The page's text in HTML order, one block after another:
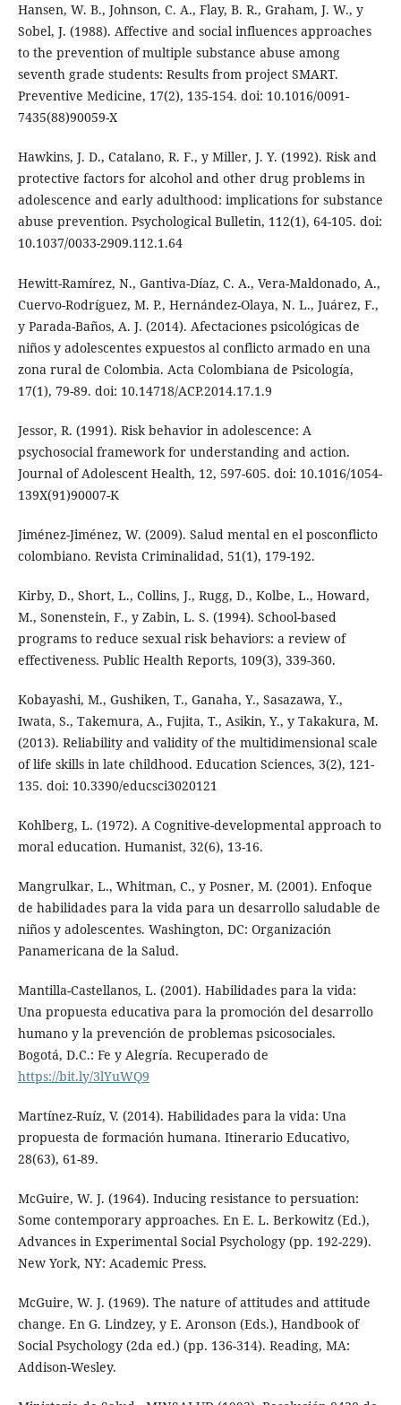
Hansen, W. B., Johnson, C. A., Flay, B. R., Graham, J. W., y
Sobel, J. (1988). Affective and social influences approaches
to the prevention of multiple substance abuse among
seventh grade students: Results from project SMART.
Preventive Medicine, 17(2), 135-154. doi: 10.1016/0091-
7435(88)90059-X
Hawkins, J. D., Catalano, R. F., y Miller, J. Y. (1992). Risk and
protective factors for alcohol and other drug problems in
adolescence and early adulthood: implications for substance
abuse prevention. Psychological Bulletin, 112(1), 64-105. doi:
10.1037/0033-2909.112.1.64
Hewitt-Ramírez, N., Gantiva-Díaz, C. A., Vera-Maldonado, A.,
Cuervo-Rodríguez, M. P., Hernández-Olaya, N. L., Juárez, F.,
y Parada-Baños, A. J. (2014). Afectaciones psicológicas de
niños y adolescentes expuestos al conflicto armado en una
zona rural de Colombia. Acta Colombiana de Psicología,
17(1), 79-89. doi: 10.14718/ACP.2014.17.1.9
Jessor, R. (1991). Risk behavior in adolescence: A
psychosocial framework for understanding and action.
Journal of Adolescent Health, 12, 597-605. doi: 10.1016/1054-
139X(91)90007-K
Jiménez-Jiménez, W. (2009). Salud mental en el posconflicto
colombiano. Revista Criminalidad, 51(1), 179-192.
Kirby, D., Short, L., Collins, J., Rugg, D., Kolbe, L., Howard,
M., Sonenstein, F., y Zabin, L. S. (1994). School-based
programs to reduce sexual risk behaviors: a review of
effectiveness. Public Health Reports, 109(3), 339-360.
Kobayashi, M., Gushiken, T., Ganaha, Y., Sasazawa, Y.,
Iwata, S., Takemura, A., Fujita, T., Asikin, Y., y Takakura, M.
(2013). Reliability and validity of the multidimensional scale
of life skills in late childhood. Education Sciences, 3(2), 121-
135. doi: 10.3390/educsci3020121
Kohlberg, L. (1972). A Cognitive-developmental approach to
moral education. Humanist, 32(6), 13-16.
Mangrulkar, L., Whitman, C., y Posner, M. (2001). Enfoque
de habilidades para la vida para un desarrollo saludable de
niños y adolescentes. Washington, DC: Organización
Panamericana de la Salud.
Mantilla-Castellanos, L. (2001). Habilidades para la vida:
Una propuesta educativa para la promoción del desarrollo
humano y la prevención de problemas psicosociales.
Bogotá, D.C.: Fe y Alegría. Recuperado de
https://bit.ly/3lYuWQ9
Martínez-Ruíz, V. (2014). Habilidades para la vida: Una
propuesta de formación humana. Itinerario Educativo,
28(63), 61-89.
McGuire, W. J. (1964). Inducing resistance to persuation:
Some contemporary approaches. En E. L. Berkowitz (Ed.),
Advances in Experimental Social Psychology (pp. 192-229).
New York, NY: Academic Press.
McGuire, W. J. (1969). The nature of attitudes and attitude
change. En G. Lindzey, y E. Aronson (Eds.), Handbook of
Social Psychology (2da ed.) (pp. 136-314). Reading, MA:
Addison-Wesley.